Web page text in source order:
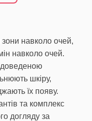
навколо очей,
навколо очей.
доведеною
шкіру,
їх появу.
та комплекс
догляду за